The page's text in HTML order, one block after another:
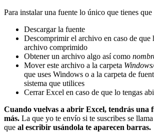
Para instalar una fuente lo único que tienes que
Descargar la fuente
Descomprimir el archivo en caso de que
archivo comprimido
Obtener un archivo algo así como
Mover este archivo a la carpeta
que uses Windows o a la carpeta de
sistema que utilices
Cerrar Excel en caso de que lo tengas
Cuando vuelvas a abrir Excel, tendrás una
más. La que yo te envío si te suscribes se
que al escribir usándola te aparecen barras.